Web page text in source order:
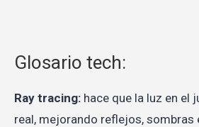
Glosario tech:
Ray tracing: hace que la luz en el
real, mejorando reflejos, sombras